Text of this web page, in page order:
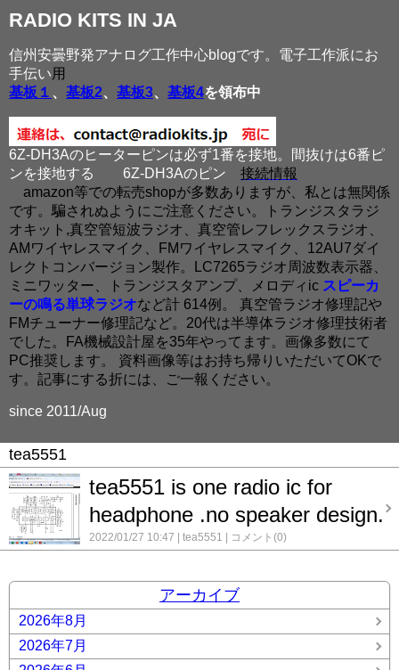
RADIO KITS IN JA
信州安曇野発アナログ工作中心blogです。電子工作派にお
手伝い用
基板１ 、 基板2、 基板3、 基板4を領布中
6Z-DH3Aのヒーターピンは必ず1番を接地。間抜けは6番ピ
ンを接地する
6Z-DH3Aのピン 接続情報
amazon等での転売shopが多数ありますが、私とは無関係
です。騙されぬようにご注意ください。トランジスタラジ
オキット,真空管短波ラジオ、真空管レフレックスラジオ、
AMワイヤレスマイク、FMワイヤレスマイク、12AU7ダイ
レクトコンバージョン製作。LC7265ラジオ周波数表示器、
ミニワッター、トランジスタアンプ、メロディic スピーカ
ーの鳴る単球ラジオなど計 614例。 真空管ラジオ修理記や
FMチューナー修理記など。20代は半導体ラジオ修理技術者
でした。FA機械設計屋を35年やってます。画像多数にて
PC推奨します。 資料画像等はお持ち帰りいただいてOKで
す。記事にする折には、ご一報ください。
since 2011/Aug
tea5551
tea5551 is one radio ic for
headphone .no speaker design.
2022/01/27 10:47 tea5551 コメント(0)
アーカイブ
2026年8月
2026年7月